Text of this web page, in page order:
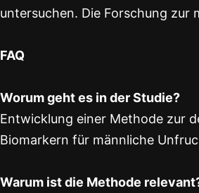
untersuchen. Die Forschung
FAQ
Worum geht es in der Studie?
Entwicklung einer Methode zur
Biomarkern für männliche
Warum ist die Methode